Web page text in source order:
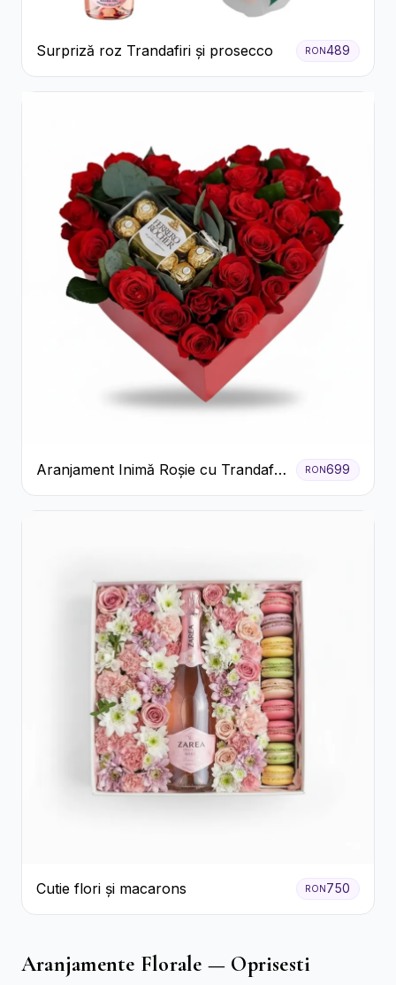
Surpriză roz Trandafiri și prosecco RON489
Aranjament Inimă Roșie cu Trandafiri
și Ferrero Rocher Premium
RON699
Cutie flori și macarons RON750
Aranjamente Florale — Oprisesti